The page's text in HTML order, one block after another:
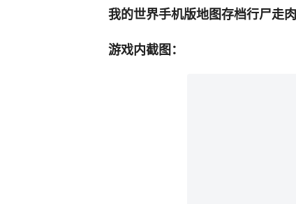
我的世界手机版地图存档行尸走肉
游戏内截图：